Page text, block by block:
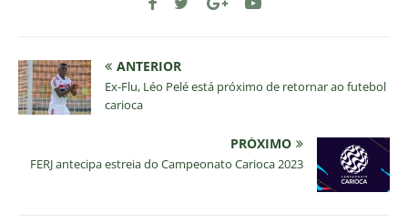
ANTERIOR
Ex-Flu, Léo Pelé está próximo de retornar ao futebol
carioca
PRÓXIMO
FERJ antecipa estreia do Campeonato Carioca 2023